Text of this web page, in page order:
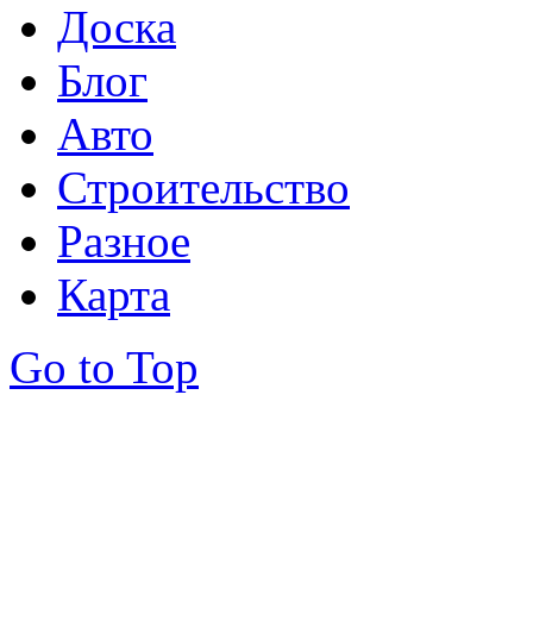
Доска
Блог
Авто
Строительство
Разное
Карта
Go to Top